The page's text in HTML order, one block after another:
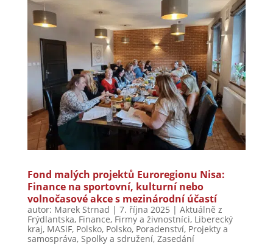
Fond malých projektů Euroregionu Nisa:
Finance na sportovní, kulturní nebo
volnočasové akce s mezinárodní účastí
autor: Marek Strnad | 7. října 2025 | Aktuálně z
Frýdlantska, Finance, Firmy a živnostníci, Liberecký
kraj, MASiF, Polsko, Polsko, Poradenství, Projekty a
samospráva, Spolky a sdružení, Zasedání